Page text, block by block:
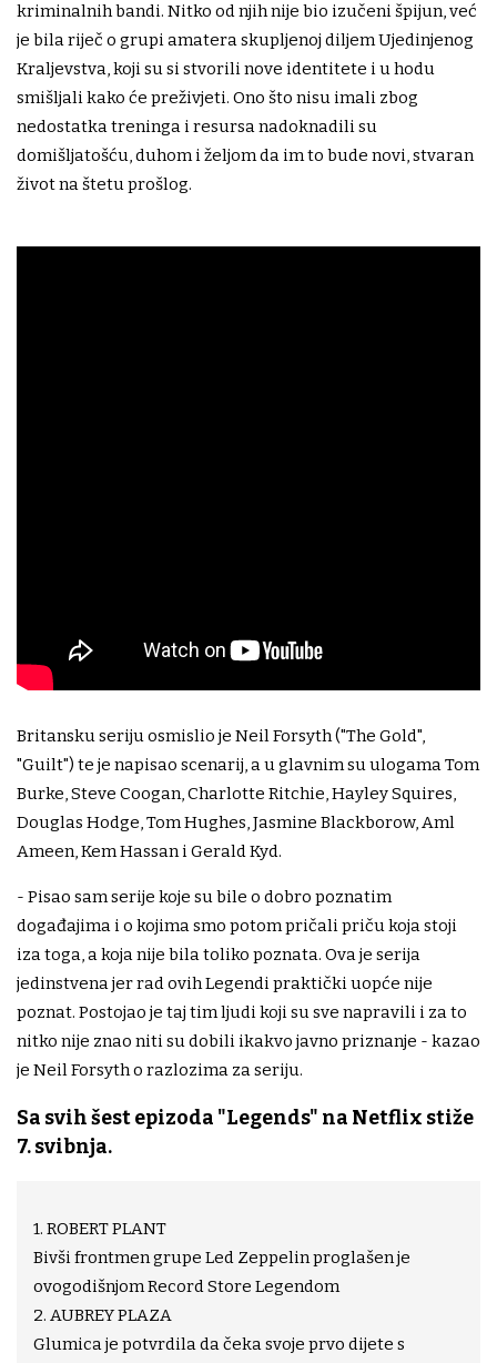
kriminalnih bandi. Nitko od njih nije bio izučeni špijun, već
je bila riječ o grupi amatera skupljenoj diljem Ujedinjenog
Kraljevstva, koji su si stvorili nove identitete i u hodu
smišljali kako će preživjeti. Ono što nisu imali zbog
nedostatka treninga i resursa nadoknadili su
domišljatošću, duhom i željom da im to bude novi, stvaran
život na štetu prošlog.
Britansku seriju osmislio je Neil Forsyth ("The Gold",
"Guilt") te je napisao scenarij, a u glavnim su ulogama Tom
Burke, Steve Coogan, Charlotte Ritchie, Hayley Squires,
Douglas Hodge, Tom Hughes, Jasmine Blackborow, Aml
Ameen, Kem Hassan i Gerald Kyd.
- Pisao sam serije koje su bile o dobro poznatim
događajima i o kojima smo potom pričali priču koja stoji
iza toga, a koja nije bila toliko poznata. Ova je serija
jedinstvena jer rad ovih Legendi praktički uopće nije
poznat. Postojao je taj tim ljudi koji su sve napravili i za to
nitko nije znao niti su dobili ikakvo javno priznanje - kazao
je Neil Forsyth o razlozima za seriju.
Sa svih šest epizoda "Legends" na Netflix stiže
7. svibnja.
1. ROBERT PLANT
Bivši frontmen grupe Led Zeppelin proglašen je
ovogodišnjom Record Store Legendom
2. AUBREY PLAZA
Glumica je potvrdila da čeka svoje prvo dijete s